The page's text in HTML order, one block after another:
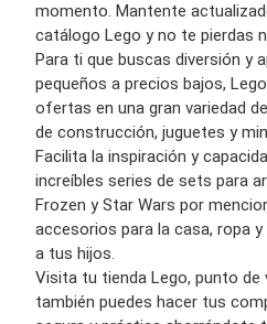
momento. Mantente
catálogo Lego y no te pierdas
Para ti que buscas diversión y
pequeños a precios bajos,
ofertas en una gran variedad
de construcción, juguetes y
Facilita la inspiración y
increíbles series de sets para
Frozen y Star Wars por
accesorios para la casa, ropa
a tus hijos.
Visita tu tienda Lego, punto de
también puedes hacer tus